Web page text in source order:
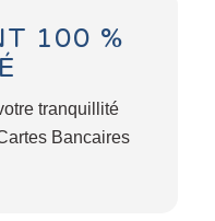
100 %
tranquillité
Bancaires